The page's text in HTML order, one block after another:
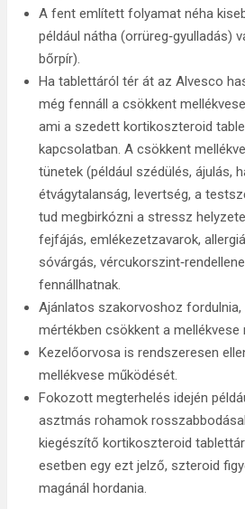
A fent említett folyamat néha
például nátha (orrüreg‑gyulladás)
bőrpír).
Ha tablettáról tér át az Alvesco
még fennáll a csökkent
ami a szedett kortikoszteroid
kapcsolatban. A csökkent
tünetek (például szédülés, ájulás,
étvágytalanság, levertség, a
tud megbirkózni a stressz
fejfájás, emlékezetzavarok,
sóvárgás,
fennállhatnak.
Ajánlatos szakorvoshoz fordulnia,
mértékben csökkent a mellékvese
Kezelőorvosa is rendszeresen
mellékvese működését.
Fokozott megterhelés idején
asztmás rohamok
kiegészítő kortikoszteroid
esetben egy ezt jelző, szteroid
magánál hordania.